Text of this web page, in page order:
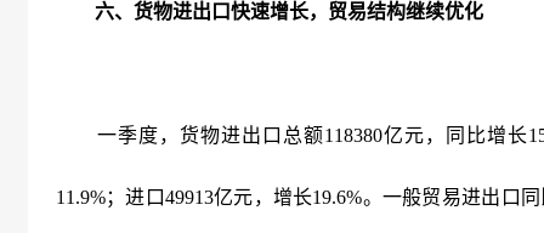
六、货物进出口快速增长，贸易结构继续优化
一季度，货物进出口总额118380亿元，同比增长
11.9%；进口49913亿元，增长19.6%。一般贸易进出口